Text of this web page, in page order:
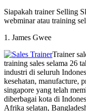
Siapakah trainer Selling
webminar atau training
1. James Gwee
Trainer
training sales selama 26
industri di seluruh
kesehatan, manufacture,
singapore yang telah
diberbagai kota di
Afrika selatan,